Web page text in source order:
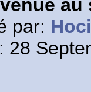
au
par:
28